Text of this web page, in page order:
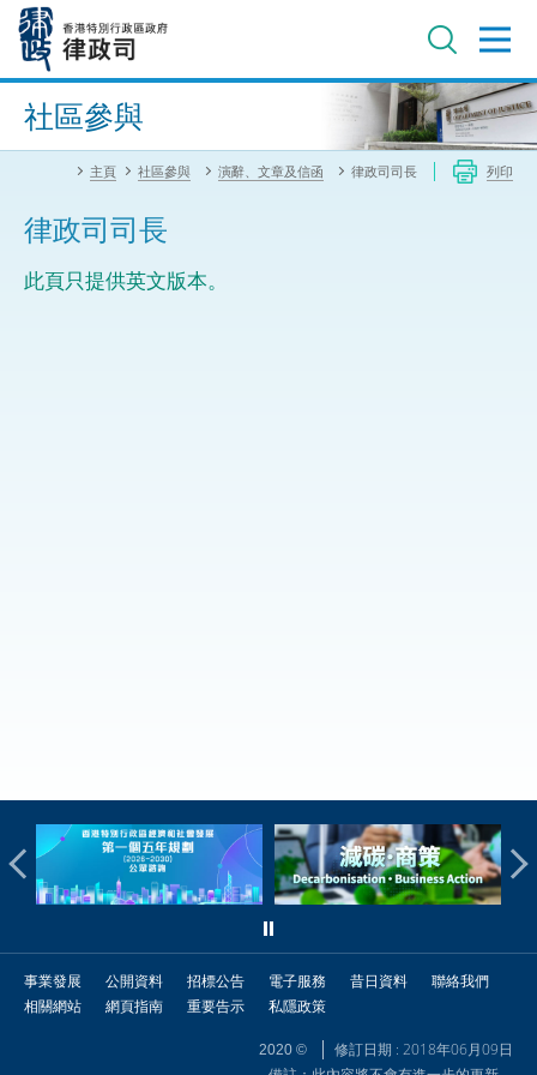
內
進階搜尋
社區參與
主頁 社區參與 演辭、文章及信函 律政司司長 列印
律政司司長
此頁只提供英文版本。
事業發展 公開資料 招標公告 電子服務 昔日資料
聯絡我們
相關網站
網頁指南 重要告示 私隱政策
2020 ©
修訂日期 : 2018年06月09日